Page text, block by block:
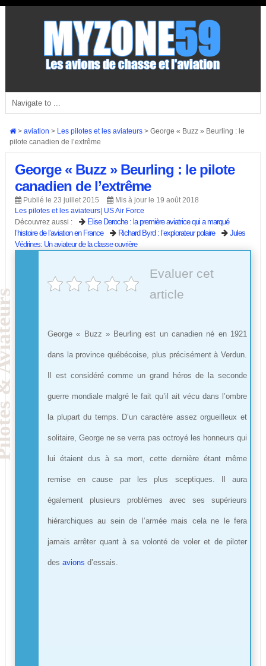
> aviation > Les pilotes et les aviateurs> George « Buzz » Beurling : le
pilote canadien de l’extrême
George « Buzz » Beurling : le pilote
canadien de l’extrême
Publié le 23 juillet 2015
Mis à jour le 19 août 2018
Les pilotes et les aviateurs| US Air Force
Découvrez aussi :
Elise Deroche : la première aviatrice qui a marqué
l’histoire de l’aviation en France
Richard Byrd : l’explorateur polaire
Jules
Védrines: Un aviateur de la classe ouvrière
Evaluer cet
article
George « Buzz » Beurling est un canadien né en 1921
dans la province québécoise, plus précisément à Verdun.
Il est considéré comme un grand héros de la seconde
guerre mondiale malgré le fait qu’il ait vécu dans l’ombre
la plupart du temps. D’un caractère assez orgueilleux et
solitaire, George ne se verra pas octroyé les honneurs qui
lui étaient dus à sa mort, cette dernière étant même
remise en cause par les plus sceptiques. Il aura
également plusieurs problèmes avec ses supérieurs
hiérarchiques au sein de l’armée mais cela ne le fera
jamais arrêter quant à sa volonté de voler et de piloter
des avions d’essais.